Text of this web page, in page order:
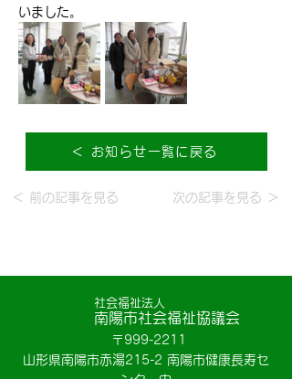
いました。
＜ お知らせ一覧に戻る
＜ 前の記事を見る 次の記事を見る ＞
社会福祉法人
南陽市社会福祉協議会
〒999-2211
山形県南陽市赤湯215-2 南陽市健康長寿セ